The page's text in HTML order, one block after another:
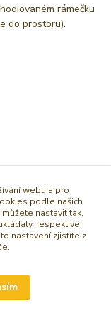
rámečku
do prostoru).
webu a pro
podle našich
nastavit tak,
respektive,
nastavení zjistíte z